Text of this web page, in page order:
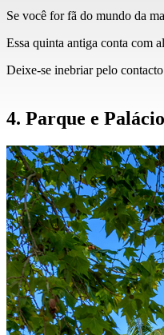
Se você for fã do mundo da
Essa quinta antiga conta com
Deixe-se inebriar pelo
4. Parque e